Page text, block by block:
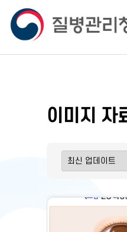
이미지 자